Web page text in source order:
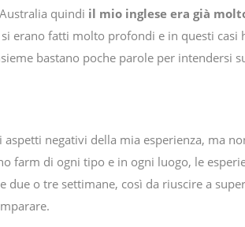
quindi il mio inglese era già
erano fatti molto profondi e in questi
bastano poche parole per intendersi
negativi della mia esperienza, ma
farm di ogni tipo e in ogni luogo, le
o tre settimane, così da riuscire a